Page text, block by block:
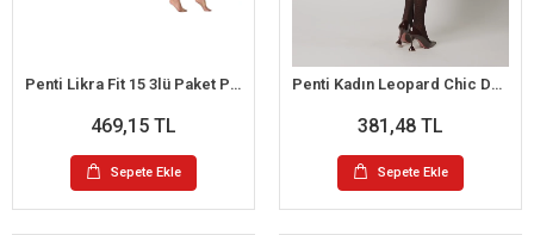
Penti Likra Fit 15 3lü Paket Parlak Külotlu Çorap L (Kestane-Mürdüm-Kızıl Siyah)
469,15 TL
Sepete Ekle
Penti Kadın Leopard Chic Desenli Külotlu Çorap
381,48 TL
Sepete Ekle